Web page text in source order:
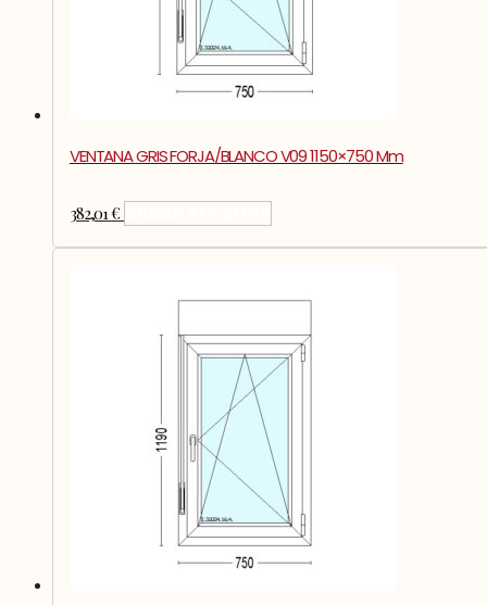
VENTANA GRIS FORJA/BLANCO V09 1150×750 Mm
382,01€